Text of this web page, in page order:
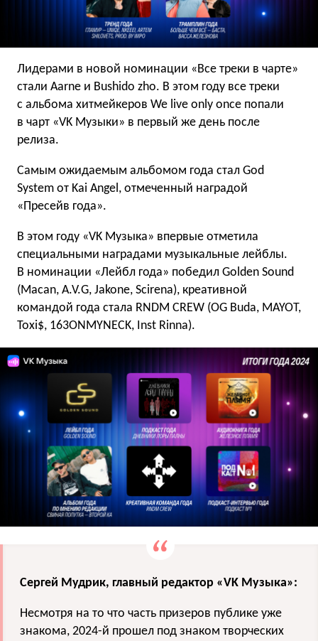
Лидерами в новой номинации «Все треки в чарте»
стали Aarne и Bushido zho. В этом году все треки
с альбома хитмейкеров We live only once попали
в чарт «VK Музыки» в первый же день после
релиза.
Самым ожидаемым альбомом года стал God
System от Kai Angel, отмеченный наградой
«Пресейв года».
В этом году «VK Музыка» впервые отметила
специальными наградами музыкальные лейблы.
В номинации «Лейбл года» победил Golden Sound
(Macan, A.V.G, Jakone, Scirena), креативной
командой года стала RNDM CREW (OG Buda, MAYOT,
Toxi$, 163ONMYNECK, Inst Rinna).
Сергей Мудрик, главный редактор «VK Музыка»:
Несмотря на то что часть призеров публике уже
знакома, 2024-й прошел под знаком творческих